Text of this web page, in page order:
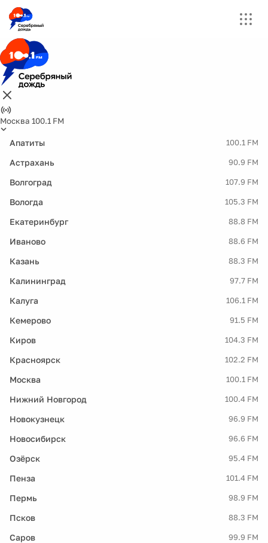
Москва 100.1 FM
Апатиты 100.1 FM
Астрахань 90.9 FM
Волгоград 107.9 FM
Вологда 105.3 FM
Екатеринбург 88.8 FM
Иваново 88.6 FM
Казань 88.3 FM
Калининград 97.7 FM
Калуга 106.1 FM
Кемерово 91.5 FM
Киров 104.3 FM
Красноярск 102.2 FM
Москва 100.1 FM
Нижний Новгород 100.4 FM
Новокузнецк 96.9 FM
Новосибирск 96.6 FM
Озёрск 95.4 FM
Пенза 101.4 FM
Пермь 98.9 FM
Псков 88.3 FM
Саров 99.9 FM